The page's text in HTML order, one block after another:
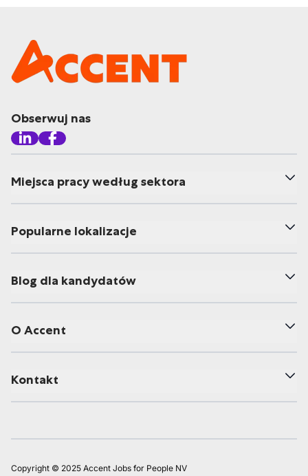
Obserwuj nas
Miejsca pracy według sektora
Popularne lokalizacje
Blog dla kandydatów
O Accent
Kontakt
Copyright © 2025 Accent Jobs for People NV